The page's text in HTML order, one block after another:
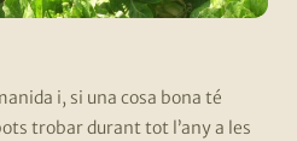
i, si una cosa bona té
trobar durant tot l’any a les